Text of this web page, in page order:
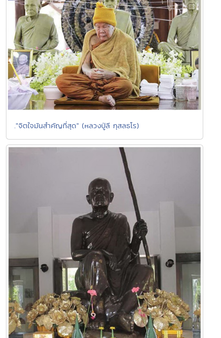
."จิตใจมันสำคัญที่สุด" (หลวงปู่ลี กุสลธโร)